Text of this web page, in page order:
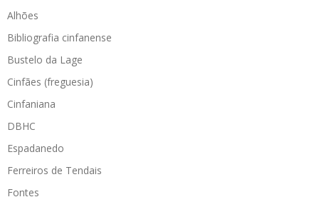
Alhões
Bibliografia cinfanense
Bustelo da Lage
Cinfães (freguesia)
Cinfaniana
DBHC
Espadanedo
Ferreiros de Tendais
Fontes